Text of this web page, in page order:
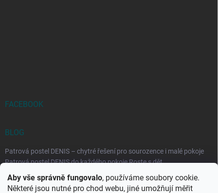
Aby vše správně fungovalo, používáme soubory cookie.
Některé jsou nutné pro chod webu, jiné umožňují měřit
FACEBOOK
BLOG
Patrová postel DENIS – chytré řešení pro sourozence i malé pokoje
Patrová postel DENIS do každého pokoje Roste s dět...
Rozkládací postele RELAX – ideální řešení pro malé prostory i
každodenní spaní